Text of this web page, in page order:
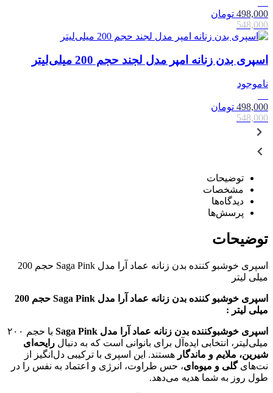
498,000 تومان
548,000
اسپری بدن زنانه امپر مدل لجند حجم 200 میلی‌لیتر
ناموجود
498,000 تومان
548,000
توضیحات
مشخصات
دیدگاه‌ها
پرسش‌ها
توضیحات
اسپری خوشبو کننده بدن زنانه عماد آرا مدل Saga Pink حجم 200
میلی لیتر
اسپری خوشبو کننده بدن زنانه عماد آرا مدل Saga Pink حجم 200
میلی لیتر :
اسپری خوشبوکننده بدن زنانه عماد آرا مدل Saga Pink
با حجم ۲۰۰
میلی‌لیتر، انتخابی ایده‌آل برای بانوانی است که به دنبال رایحه‌ای
شیرین، ملایم و ماندگار هستند. این اسپری با ترکیبی دل‌انگیز از
نت‌هایگلی و میوه‌ای، حس طراوت، انرژی و اعتماد به نفس را در
طول روز به شما هدیه می‌دهد.